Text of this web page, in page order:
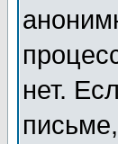
нет.